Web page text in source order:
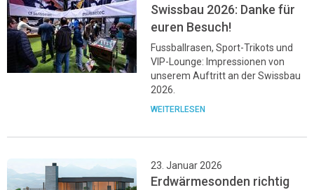
Swissbau 2026: Danke für
euren Besuch!
Fussballrasen, Sport-Trikots und
VIP-Lounge: Impressionen von
unserem Auftritt an der Swissbau
2026.
WEITERLESEN
23. Januar 2026
Erdwärmesonden richtig